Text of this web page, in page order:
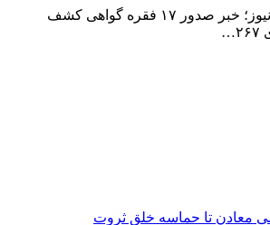
به گزارش نویدصنعت نیوز؛ خبر صدور ۱۷ فقره گواهی کشف